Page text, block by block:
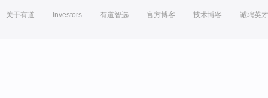
关于有道 Investors 有道智选 官方博客 技术博客 诚聘英才